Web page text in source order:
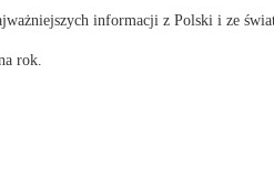
informacji z Polski i ze
rok.